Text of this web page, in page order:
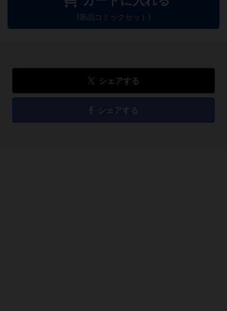
(新品コミックセット)
シェアする
シェアする